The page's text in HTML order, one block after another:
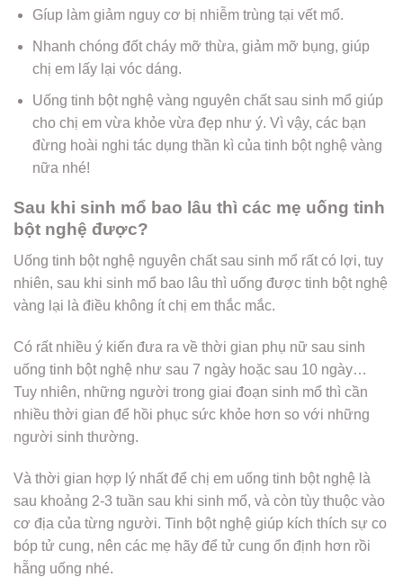
Gíup làm giảm nguy cơ bị nhiễm trùng tại vết mổ.
Nhanh chóng đốt cháy mỡ thừa, giảm mỡ bụng, giúp
chị em lấy lại vóc dáng.
Uống tinh bột nghệ vàng nguyên chất sau sinh mổ giúp
cho chị em vừa khỏe vừa đẹp như ý. Vì vậy, các bạn
đừng hoài nghi tác dụng thần kì của tinh bột nghệ vàng
nữa nhé!
Sau khi sinh mổ bao lâu thì các mẹ uống tinh
bột nghệ được?
Uống tinh bột nghệ nguyên chất sau sinh mổ rất có lợi, tuy
nhiên, sau khi sinh mổ bao lâu thì uống được tinh bột nghệ
vàng lại là điều không ít chị em thắc mắc.
Có rất nhiều ý kiến đưa ra về thời gian phụ nữ sau sinh
uống tinh bột nghệ như sau 7 ngày hoặc sau 10 ngày…
Tuy nhiên, những người trong giai đoạn sinh mổ thì cần
nhiều thời gian để hồi phục sức khỏe hơn so với những
người sinh thường.
Và thời gian hợp lý nhất để chị em uống tinh bột nghệ là
sau khoảng 2-3 tuần sau khi sinh mổ, và còn tùy thuộc vào
cơ địa của từng người. Tinh bột nghệ giúp kích thích sự co
bóp tử cung, nên các mẹ hãy để tử cung ổn định hơn rồi
hẵng uống nhé.